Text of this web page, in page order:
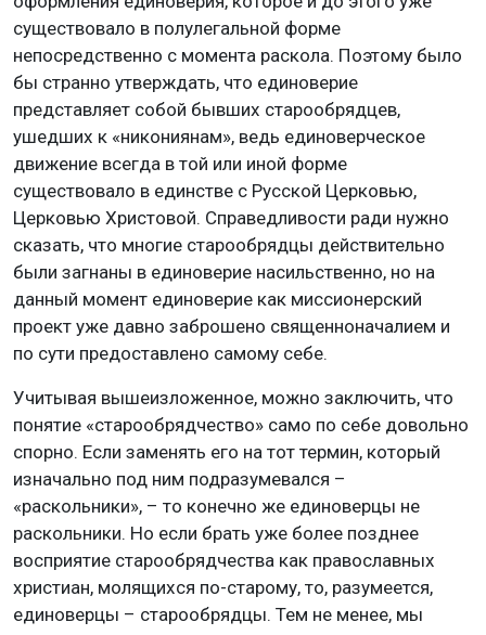
существовало в полулегальной форме
непосредственно с момента раскола. Поэтому было
бы странно утверждать, что единоверие
представляет собой бывших старообрядцев,
ушедших к «никониянам», ведь единоверческое
движение всегда в той или иной форме
существовало в единстве с Русской Церковью,
Церковью Христовой. Справедливости ради нужно
сказать, что многие старообрядцы действительно
были загнаны в единоверие насильственно, но на
данный момент единоверие как миссионерский
проект уже давно заброшено священноначалием и
по сути предоставлено самому себе.
Учитывая вышеизложенное, можно заключить, что
понятие «старообрядчество» само по себе довольно
спорно. Если заменять его на тот термин, который
изначально под ним подразумевался –
«раскольники», – то конечно же единоверцы не
раскольники. Но если брать уже более позднее
восприятие старообрядчества как православных
христиан, молящихся по-старому, то, разумеется,
единоверцы – старообрядцы. Тем не менее, мы